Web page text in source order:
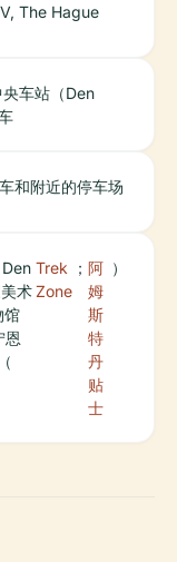
The Hague
车站（Den
和附近的停车场
术
馆
恩
Trek
Zone
；阿
姆
斯
特
丹
贴
士
）